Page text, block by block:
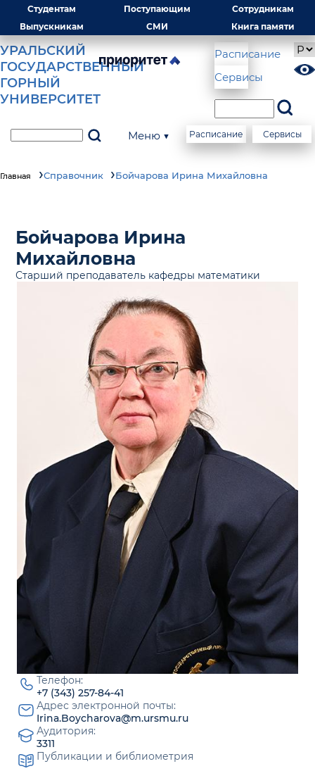
Студентам Поступающим
Сотрудникам
Выпускникам
СМИ Книга памяти
УРАЛЬСКИЙ
ГОСУДАРСТВЕННЫЙ
ГОРНЫЙ
УНИВЕРСИТЕТ
Расписание
Сервисы
Меню ▼ Расписание Сервисы
Главная Справочник Бойчарова Ирина Михайловна
Бойчарова Ирина
Михайловна
Старший преподаватель кафедры математики
Телефон:
+7 (343) 257-84-41
Адрес электронной почты:
Irina.Boycharova@m.ursmu.ru
Аудитория:
3311
Публикации и библиометрия